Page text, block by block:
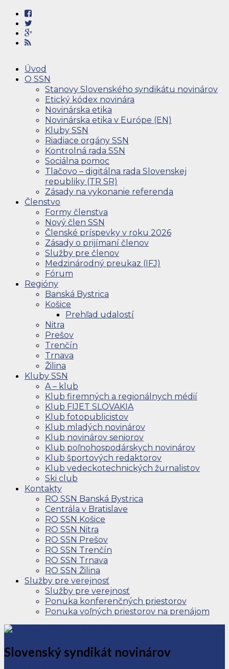
Úvod
O SSN
Stanovy Slovenského syndikátu novinárov
Etický kódex novinára
Novinárska etika
Novinárska etika v Európe (EN)
Kluby SSN
Riadiace orgány SSN
Kontrolná rada SSN
Sociálna pomoc
Tlačovo – digitálna rada Slovenskej
republiky (TR SR)
Zásady na vykonanie referenda
Členstvo
Formy členstva
Nový člen SSN
Členské príspevky v roku 2026
Zásady o prijímaní členov
Služby pre členov
Medzinárodný preukaz (IFJ)
Fórum
Regióny
Banská Bystrica
Košice
Prehľad udalostí
Nitra
Prešov
Trenčín
Trnava
Žilina
Kluby SSN
A – klub
Klub firemných a regionálnych médií
Klub FIJET SLOVAKIA
Klub fotopublicistov
Klub mladých novinárov
Klub novinárov seniorov
Klub poľnohospodárskych novinárov
Klub športových redaktorov
Klub vedeckotechnických žurnalistov
Ski club
Kontakty
RO SSN Banská Bystrica
Centrála v Bratislave
RO SSN Košice
RO SSN Nitra
RO SSN Prešov
RO SSN Trenčín
RO SSN Trnava
RO SSN Žilina
Služby pre verejnosť
Služby pre verejnosť
Ponuka konferenčných priestorov
Ponuka voľných priestorov na prenájom
Slovenský syndikát novinárov